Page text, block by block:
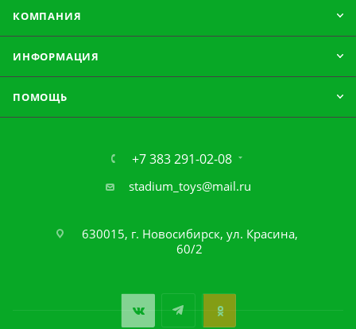
КОМПАНИЯ
ИНФОРМАЦИЯ
ПОМОЩЬ
+7 383 291-02-08
stadium_toys@mail.ru
630015, г. Новосибирск, ул. Красина,
60/2